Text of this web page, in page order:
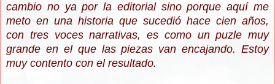
cambio no ya por la editorial sino porque aquí me
meto en una historia que sucedió hace cien años,
con tres voces narrativas, es como un puzle muy
grande en el que las piezas van encajando. Estoy
muy contento con el resultado.